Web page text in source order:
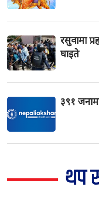
रसुवामा
घाइते
३९१
थप